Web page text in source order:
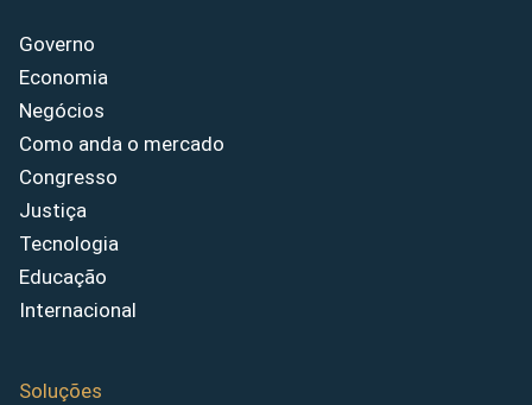
Governo
Economia
Negócios
Como anda o mercado
Congresso
Justiça
Tecnologia
Educação
Internacional
Soluções